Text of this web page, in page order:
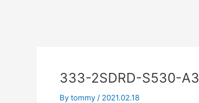
333-2SDRD-S530-A3
By tommy / 2021.02.18